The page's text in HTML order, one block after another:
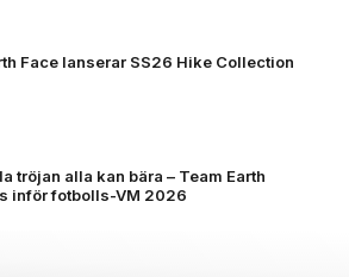
Face lanserar SS26 Hike Collection
tröjan alla kan bära – Team Earth
inför fotbolls-VM 2026